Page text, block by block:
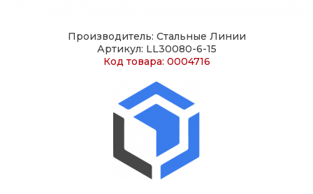
Производитель: Стальные Линии
Артикул: LL30080-6-15
Код товара: 0004716